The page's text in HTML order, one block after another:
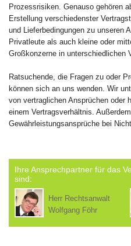
Prozessrisiken. Genauso gehören
Erstellung verschiedenster
und Lieferbedingungen zu unseren
Privatleute als auch kleine oder
Großkonzerne in unterschiedlichen
Ratsuchende, die Fragen zu oder
können sich an uns wenden. Wir
von vertraglichen Ansprüchen oder
einem Vertragsverhältnis.
Gewährleistungsansprüche bei
Ihre Ansprechpartner für das
sind:
Herr Rechtsanwalt
Wolfgang Föhr